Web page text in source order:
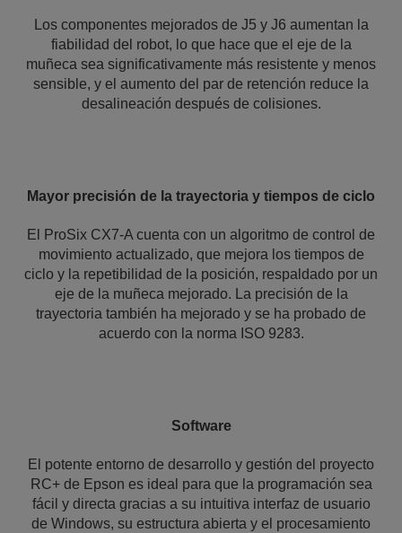
Los componentes mejorados de J5 y J6 aumentan la
fiabilidad del robot, lo que hace que el eje de la
muñeca sea significativamente más resistente y menos
sensible, y el aumento del par de retención reduce la
desalineación después de colisiones.
Mayor precisión de la trayectoria y tiempos de ciclo
El ProSix CX7-A cuenta con un algoritmo de control de
movimiento actualizado, que mejora los tiempos de
ciclo y la repetibilidad de la posición, respaldado por un
eje de la muñeca mejorado. La precisión de la
trayectoria también ha mejorado y se ha probado de
acuerdo con la norma ISO 9283.
Software
El potente entorno de desarrollo y gestión del proyecto
RC+ de Epson es ideal para que la programación sea
fácil y directa gracias a su intuitiva interfaz de usuario
de Windows, su estructura abierta y el procesamiento